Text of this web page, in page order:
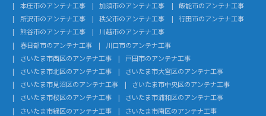
本庄市のアンテナ工事
加須市のアンテナ工事
飯能市のアンテナ工事
所沢市のアンテナ工事
秩父市のアンテナ工事
行田市のアンテナ工事
熊谷市のアンテナ工事
川越市のアンテナ工事
春日部市のアンテナ工事
川口市のアンテナ工事
さいたま市西区のアンテナ工事
戸田市のアンテナ工事
さいたま市北区のアンテナ工事
さいたま市大宮区のアンテナ工事
さいたま市見沼区のアンテナ工事
さいたま市中央区のアンテナ工事
さいたま市桜区のアンテナ工事
さいたま市浦和区のアンテナ工事
さいたま市緑区のアンテナ工事
さいたま市南区のアンテナ工事